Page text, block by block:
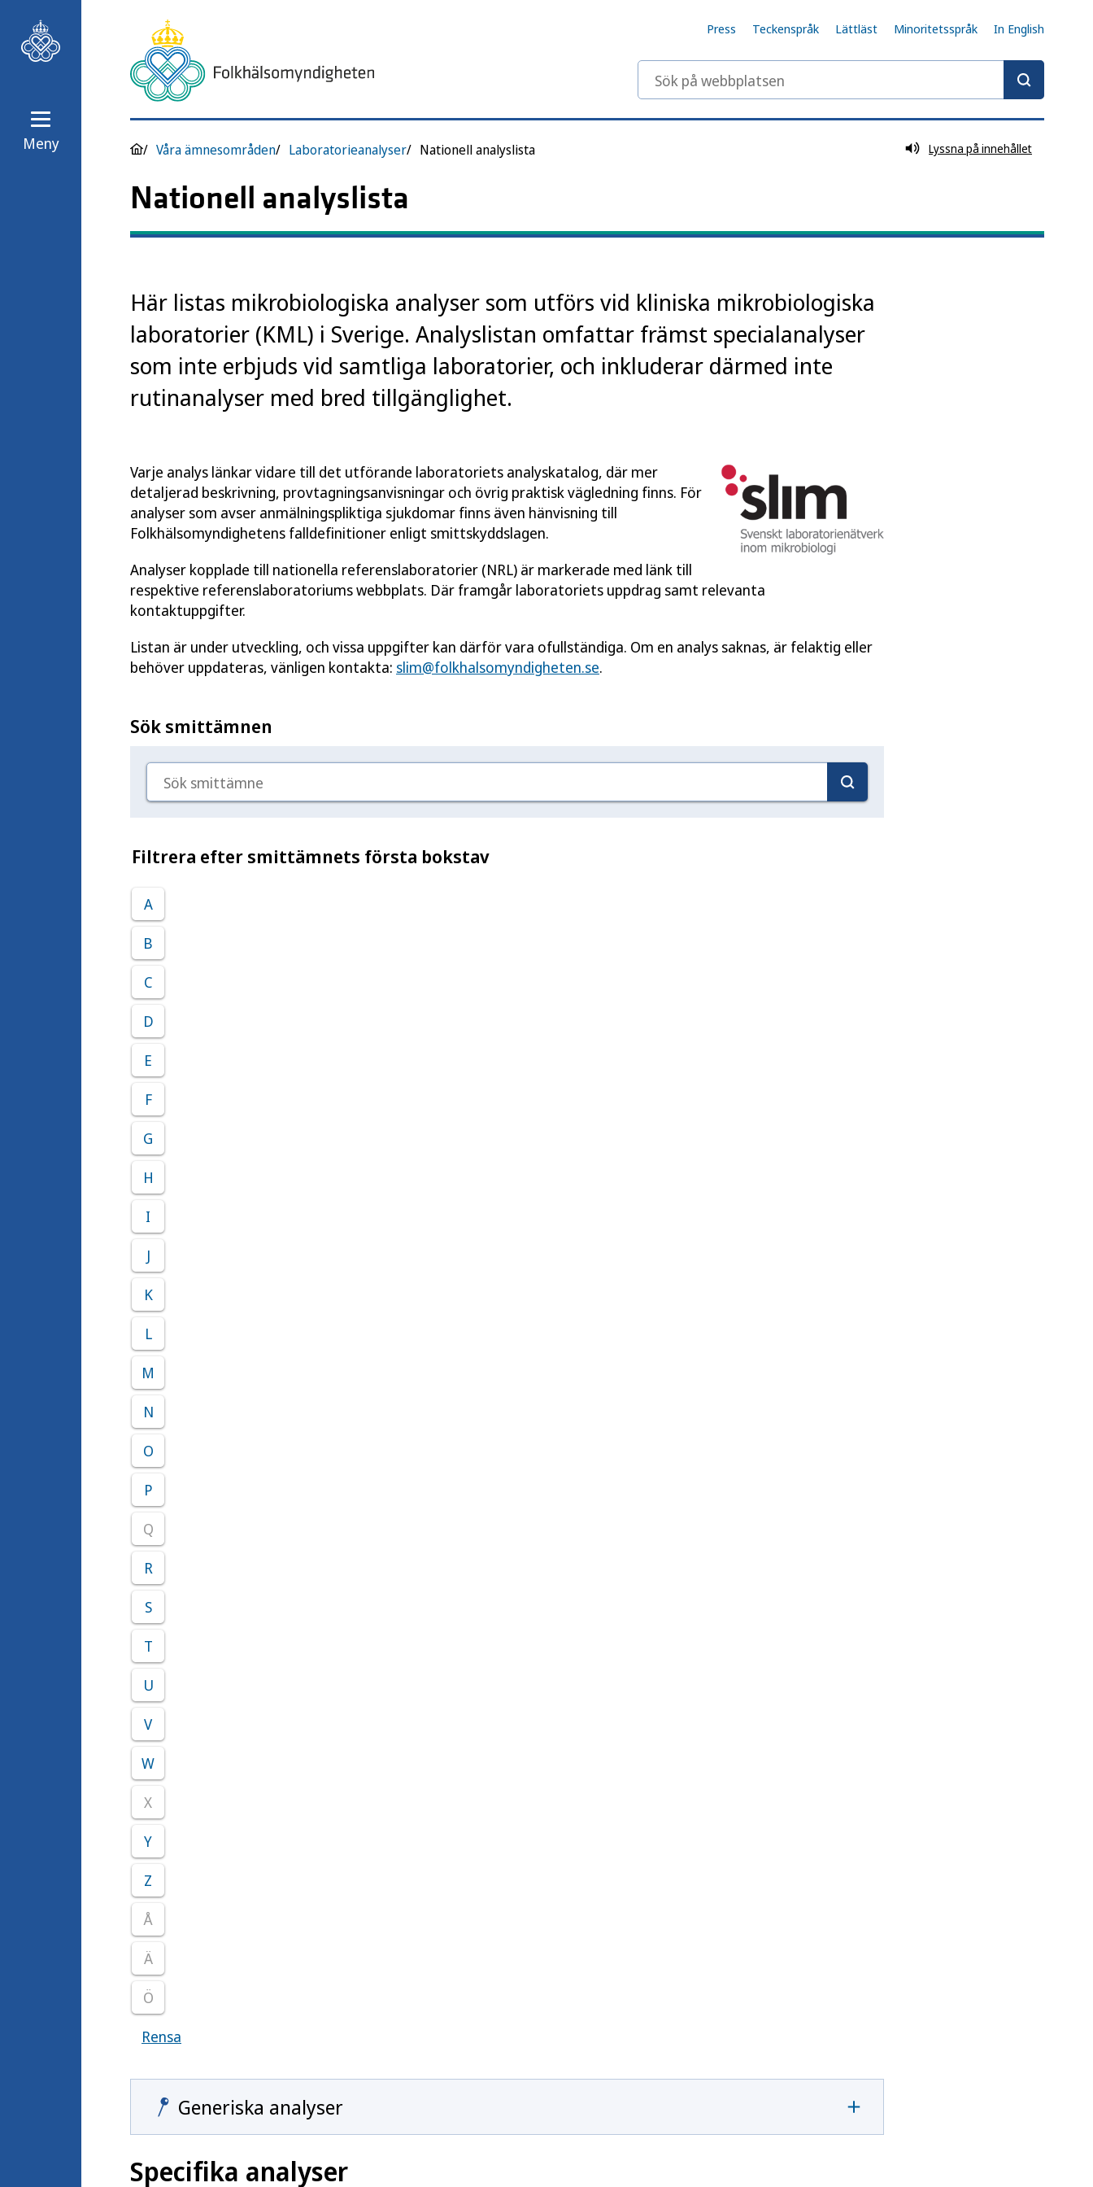
Meny
Press Teckenspråk Lättläst Minoritetsspråk In English
Sök på webbplatsen
Våra ämnesområden Laboratorieanalyser Nationell analyslista Lyssna på innehållet
Nationell analyslista
Här listas mikrobiologiska analyser som utförs vid kliniska mikrobiologiska
laboratorier (KML) i Sverige. Analyslistan omfattar främst specialanalyser
som inte erbjuds vid samtliga laboratorier, och inkluderar därmed inte
rutinanalyser med bred tillgänglighet.
Varje analys länkar vidare till det utförande laboratoriets analyskatalog, där mer
detaljerad beskrivning, provtagningsanvisningar och övrig praktisk vägledning finns. För
analyser som avser anmälningspliktiga sjukdomar finns även hänvisning till
Folkhälsomyndighetens falldefinitioner enligt smittskyddslagen.
Analyser kopplade till nationella referenslaboratorier (NRL) är markerade med länk till
respektive referenslaboratoriums webbplats. Där framgår laboratoriets uppdrag samt relevanta
kontaktuppgifter.
Listan är under utveckling, och vissa uppgifter kan därför vara ofullständiga. Om en analys saknas, är felaktig eller
behöver uppdateras, vänligen kontakta: slim@folkhalsomyndigheten.se.
Sök smittämnen
Sök smittämne
Filtrera efter smittämnets första bokstav
A
B
C
D
E
F
G
H
I
J
K
L
M
N
O
P
Q
R
S
T
U
V
W
X
Y
Z
Å
Ä
Ö
Rensa
Generiska analyser
Specifika analyser